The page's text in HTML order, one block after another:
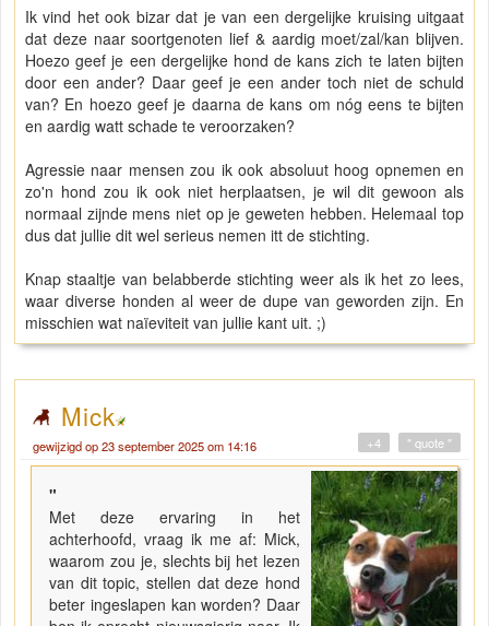
Ik vind het ook bizar dat je van een dergelijke kruising uitgaat
dat deze naar soortgenoten lief & aardig moet/zal/kan blijven.
Hoezo geef je een dergelijke hond de kans zich te laten bijten
door een ander? Daar geef je een ander toch niet de schuld
van? En hoezo geef je daarna de kans om nóg eens te bijten
en aardig watt schade te veroorzaken?
Agressie naar mensen zou ik ook absoluut hoog opnemen en
zo'n hond zou ik ook niet herplaatsen, je wil dit gewoon als
normaal zijnde mens niet op je geweten hebben. Helemaal top
dus dat jullie dit wel serieus nemen itt de stichting.
Knap staaltje van belabberde stichting weer als ik het zo lees,
waar diverse honden al weer de dupe van geworden zijn. En
misschien wat naïeviteit van jullie kant uit. ;)
Mick
gewijzigd op 23 september 2025 om 14:16 " quote "
+4
"
Met deze ervaring in het
achterhoofd, vraag ik me af: Mick,
waarom zou je, slechts bij het lezen
van dit topic, stellen dat deze hond
beter ingeslapen kan worden? Daar